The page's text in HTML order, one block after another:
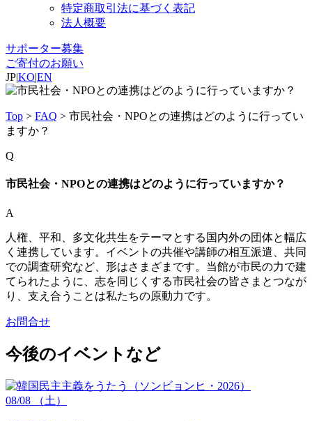
特定商取引法に基づく表記
法人概要
サポーター募集
ご寄付のお願い
JP|KO|EN
Top > FAQ > 市民社会・NPOとの連携はどのように行ってい
ますか？
Q
市民社会・NPOとの連携はどのように行っていますか？
A
人権、平和、多文化共生をテーマとする国内外の団体と幅広
く連携しています。イベントの共催や講師の相互派遣、共同
での調査研究など、形はさまざまです。当館が市民の力で建
てられたように、志を同じくする市民社会の皆さまとつなが
り、支え合うことは私たちの原動力です。
お問合せ
今後のイベントなど
08/08 （土）